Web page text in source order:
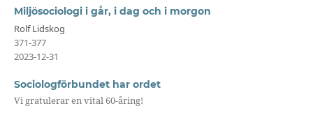
Miljösociologi i går, i dag och i morgon
Rolf Lidskog
371-377
2023-12-31
Sociologförbundet har ordet
Vi gratulerar en vital 60-åring!